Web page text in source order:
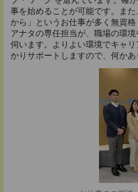
事を始めることが可能です。ま
から」というお仕事が多く無資
アナタの専任担当が、職場の環
伺います。よりよい環境でキャ
かりサポートしますので、何か